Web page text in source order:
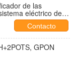
de las
eléctrico de
Contacto
GPON